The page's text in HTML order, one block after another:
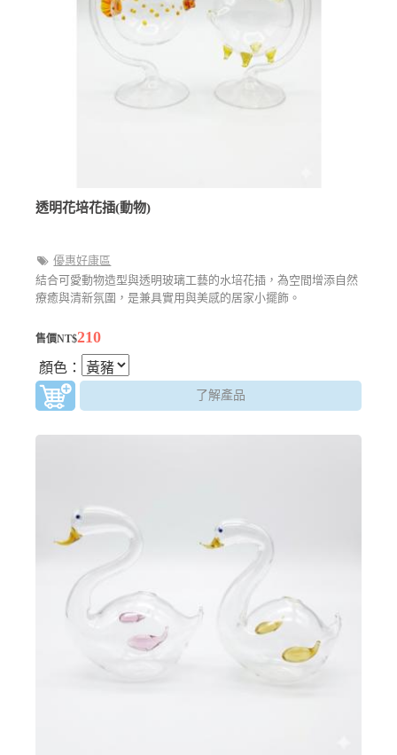
透明花培花插(動物)
優惠好康區
結合可愛動物造型與透明玻璃工藝的水培花插，為空間增添自然
療癒與清新氛圍，是兼具實用與美感的居家小擺飾。
售價NT$210
顏色：
了解產品